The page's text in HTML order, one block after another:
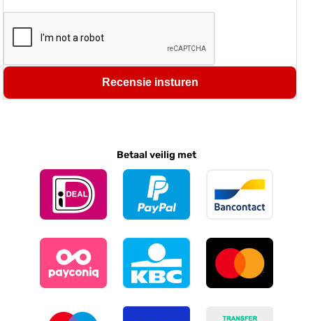
Recensie insturen
Betaal veilig met